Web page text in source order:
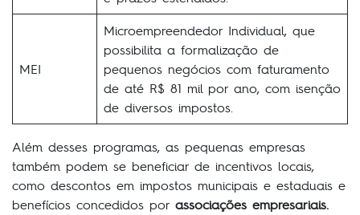
MEI
Microempreendedor Individual, que
possibilita a formalização de
pequenos negócios com faturamento
de até R$ 81 mil por ano, com isenção
de diversos impostos.
Além desses programas, as pequenas empresas
também podem se beneficiar de incentivos locais,
como descontos em impostos municipais e estaduais e
benefícios concedidos por associações empresariais.